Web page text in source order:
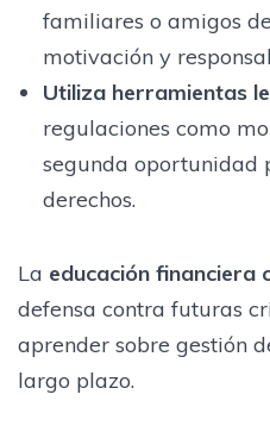
familiares o amigos
motivación y
Utiliza herramientas
regulaciones como
segunda oportunidad
derechos.
La educación financiera
defensa contra futuras
aprender sobre gestión
largo plazo.